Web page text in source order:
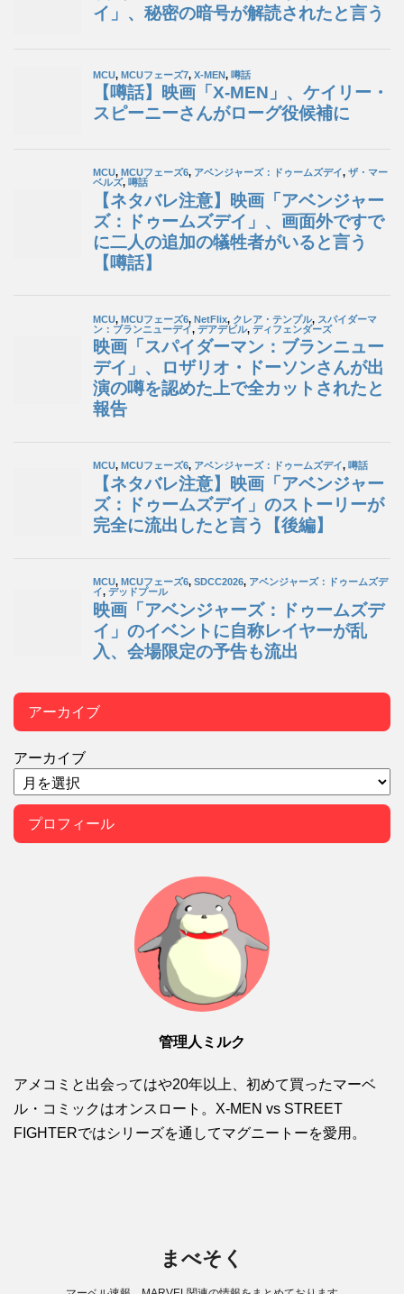
アーカイブ
アーカイブ
プロフィール
管理人ミルク
アメコミと出会ってはや20年以上、初めて買ったマーベ
ル・コミックはオンスロート。X-MEN vs STREET
FIGHTERではシリーズを通してマグニートーを愛用。
まべそく